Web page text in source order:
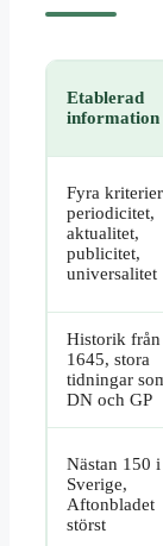
Etablerad
information
Fyra
periodicitet,
aktualitet,
publicitet,
universalitet
Historik från
1645, stora
tidningar
DN och GP
Nästan 150 i
Sverige,
Aftonbladet
störst